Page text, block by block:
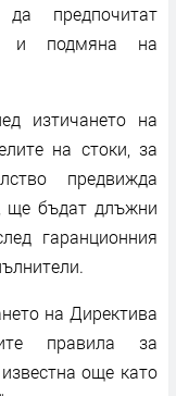
предпочитат
и подмяна на
изтичането на
на стоки, за
предвижда
ще бъдат длъжни
гаранционния
на Директива
правила за
още като